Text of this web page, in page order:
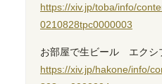
https://xiv.jp/toba/info/
0210828tpc0000003
お部屋で生ビール エクシ
https://xiv.jp/hakone/info/